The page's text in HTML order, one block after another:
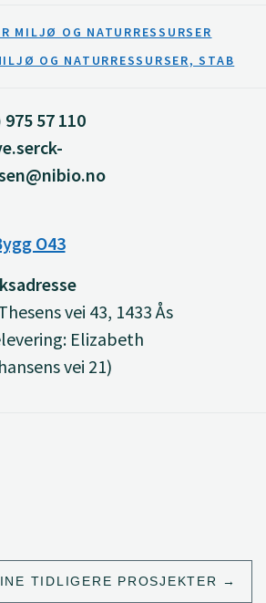
MILJØ OG NATURRESSURSER
OG NATURRESSURSER, STAB
975 57 110
O43
vei 43, 1433 Ås
Elizabeth
vei 21)
TIDLIGERE PROSJEKTER